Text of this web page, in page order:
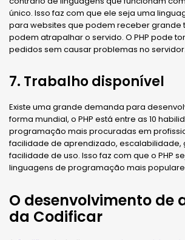
único. Isso faz com que ele seja uma
para websites que podem receber grande
podem atrapalhar o servido. O PHP pode
pedidos sem causar problemas no servidor.
7. Trabalho disponível
Existe uma grande demanda para
forma mundial, o PHP está entre as 10
programação mais procuradas em
facilidade de aprendizado, escalabilidade,
facilidade de uso. Isso faz com que o PHP
linguagens de programação mais
O desenvolvimento de
da Codificar